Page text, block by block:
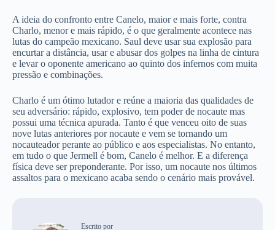
A ideia do confronto entre Canelo, maior e mais forte, contra
Charlo, menor e mais rápido, é o que geralmente acontece nas
lutas do campeão mexicano. Saul deve usar sua explosão para
encurtar a distância, usar e abusar dos golpes na linha de cintura
e levar o oponente americano ao quinto dos infernos com muita
pressão e combinações.
Charlo é um ótimo lutador e reúne a maioria das qualidades de
seu adversário: rápido, explosivo, tem poder de nocaute mas
possui uma técnica apurada. Tanto é que venceu oito de suas
nove lutas anteriores por nocaute e vem se tornando um
nocauteador perante ao público e aos especialistas. No entanto,
em tudo o que Jermell é bom, Canelo é melhor. E a diferença
física deve ser preponderante. Por isso, um nocaute nos últimos
assaltos para o mexicano acaba sendo o cenário mais provável.
Escrito por